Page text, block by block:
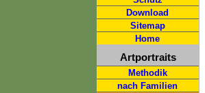
Download
Sitemap
Home
Artportraits
Methodik
nach Familien